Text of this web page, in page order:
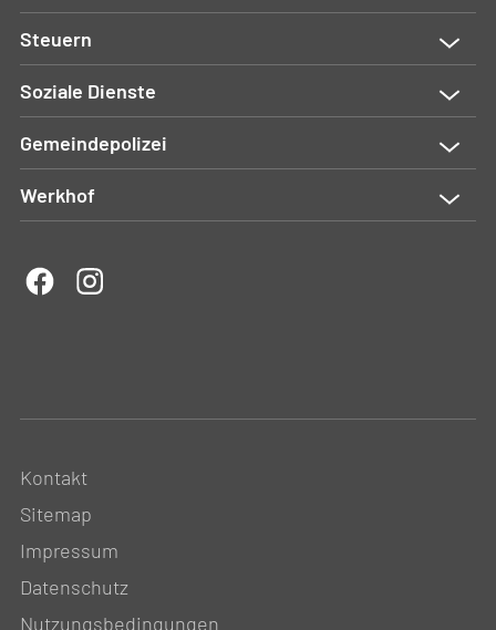
Steuern
Soziale Dienste
Gemeindepolizei
Werkhof
Kontakt
Sitemap
Impressum
Datenschutz
Nutzungsbedingungen